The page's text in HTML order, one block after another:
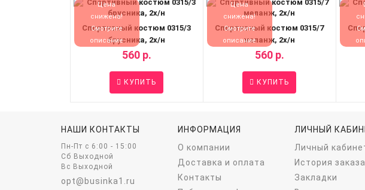
Цена
снижена!
Смотрите
описание
Спортивный костюм 0315/3
брусника, 2х/н
560 р.
КУПИТЬ
Цена
снижена!
Смотрите
описание
Спортивный костюм 0315/7
меланж, 2х/н
560 р.
КУПИТЬ
НАШИ КОНТАКТЫ
Пн-Пт c 6:00 - 15:00
Сб Выходной
Вс Выходной
opt@businka1.ru
ИНФОРМАЦИЯ
О компании
Доставка и оплата
Контакты
ЛИЧНЫЙ
Личный
История заказа
Закладки